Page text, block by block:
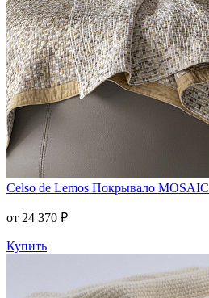
Celso de Lemos Покрывало MOSAIC
от 24 370 ₽
Купить